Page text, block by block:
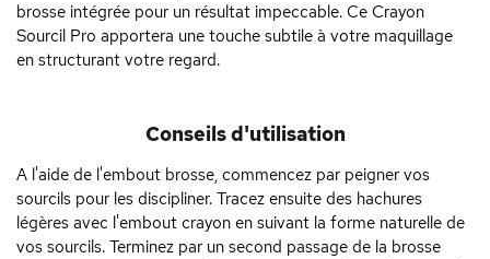
brosse intégrée pour un résultat impeccable. Ce Crayon
Sourcil Pro apportera une touche subtile à votre maquillage
en structurant votre regard.
Conseils d'utilisation
A l'aide de l'embout brosse, commencez par peigner vos
sourcils pour les discipliner. Tracez ensuite des hachures
légères avec l'embout crayon en suivant la forme naturelle de
vos sourcils. Terminez par un second passage de la brosse